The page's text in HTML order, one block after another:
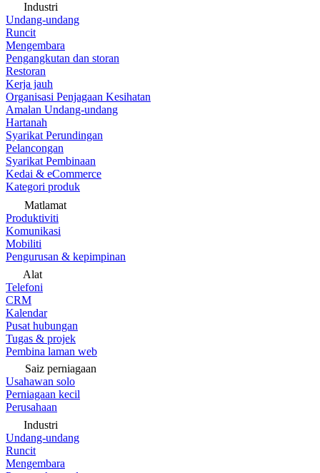
Industri
Undang-undang
Runcit
Mengembara
Pengangkutan dan storan
Restoran
Kerja jauh
Organisasi Penjagaan Kesihatan
Amalan Undang-undang
Hartanah
Syarikat Perundingan
Pelancongan
Syarikat Pembinaan
Kedai & eCommerce
Kategori produk
Matlamat
Produktiviti
Komunikasi
Mobiliti
Pengurusan & kepimpinan
Alat
Telefoni
CRM
Kalendar
Pusat hubungan
Tugas & projek
Pembina laman web
Saiz perniagaan
Usahawan solo
Perniagaan kecil
Perusahaan
Industri
Undang-undang
Runcit
Mengembara